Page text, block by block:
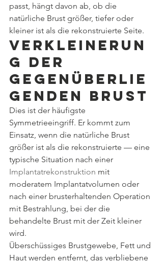
passt, hängt davon ab, ob die
natürliche Brust größer, tiefer oder
kleiner ist als die rekonstruierte Seite.
Verkleinerun
g der
gegenüberlie
genden Brust
Dies ist der häufigste
Symmetrieeingriff. Er kommt zum
Einsatz, wenn die natürliche Brust
größer ist als die rekonstruierte — eine
typische Situation nach einer
Implantatrekonstruktion mit
moderatem Implantatvolumen oder
nach einer brusterhaltenden Operation
mit Bestrahlung, bei der die
behandelte Brust mit der Zeit kleiner
wird.
Überschüssiges Brustgewebe, Fett und
Haut werden entfernt, das verbliebene